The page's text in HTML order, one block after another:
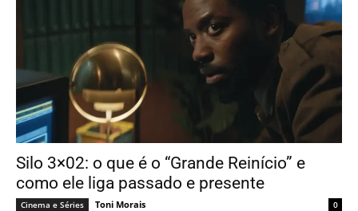
Silo 3×02: o que é o “Grande Reinício” e
como ele liga passado e presente
Cinema e Séries Toni Morais 0